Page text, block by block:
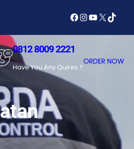
Facebook
Instagram
YouTube
X TikTok
0812 8009 2221
Have You Any Quires ?
ORDER NOW